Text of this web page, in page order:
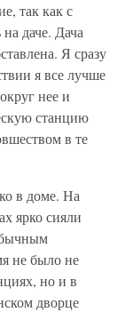
так как с
даче. Дача
Я сразу
я все лучше
нее и
станцию
в те
в доме. На
ярко сияли
не было не
но и в
дворце